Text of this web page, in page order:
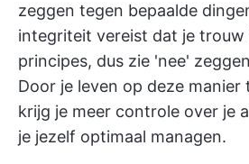
zeggen tegen bepaalde
integriteit vereist dat je trouw
principes, dus zie 'nee'
Door je leven op deze manier
krijg je meer controle over je
je jezelf optimaal managen.